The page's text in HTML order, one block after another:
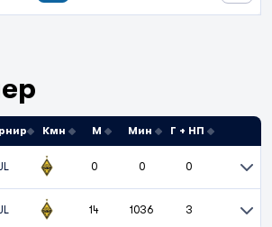
Кмн М Мин Г + НП
0 0 0
14 1036 3